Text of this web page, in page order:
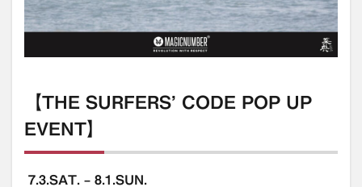
【THE SURFERS’ CODE POP UP
EVENT】
7.3.SAT. – 8.1.SUN.